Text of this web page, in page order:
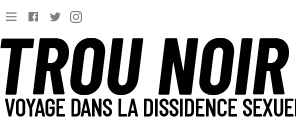
TROU NOIR
VOYAGE DANS LA DISSIDENCE